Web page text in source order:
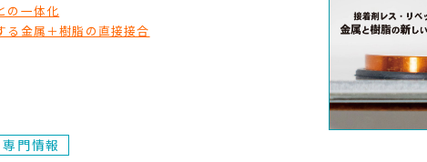
の一体化
る金属＋樹脂の直接接合
専門情報